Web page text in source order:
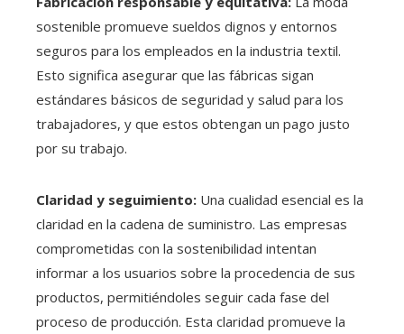
sostenible promueve sueldos dignos y entornos
seguros para los empleados en la industria textil.
Esto significa asegurar que las fábricas sigan
estándares básicos de seguridad y salud para los
trabajadores, y que estos obtengan un pago justo
por su trabajo.
Claridad y seguimiento: Una cualidad esencial es la
claridad en la cadena de suministro. Las empresas
comprometidas con la sostenibilidad intentan
informar a los usuarios sobre la procedencia de sus
productos, permitiéndoles seguir cada fase del
proceso de producción. Esta claridad promueve la